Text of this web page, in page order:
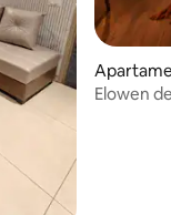
Elowen